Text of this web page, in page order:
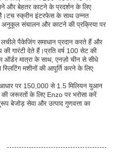
और बेहतर काटने के प्रदर्शन के लिए
है।टच स्क्रीन इंटरफेस के साथ उन्नत
अनुकूल संचालन और काटने की प्रक्रिया पर
पैकेजिंग समाधान प्रदान करते हैं और
गारंटी देते हैं।प्रति वर्ष 100 सेट की
मात्रा के साथ, एनज़ो चीन से सीधे
मशीनों की आपूर्ति करने के लिए
पर 150,000 से 1.5 मिलियन युआन
जरूरतों के लिए Enzo पर भरोसा करें
बेजोड़ सेवा और उत्पाद गुणवत्ता का